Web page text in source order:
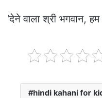
‘देने वाला श्री भगवान,
hindi kahani for